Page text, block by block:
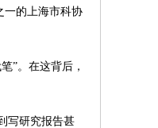
一的上海市科协
”。在这背后，
写研究报告甚